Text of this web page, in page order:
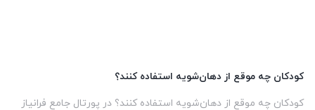
کودکان چه موقع از دهان‌شویه استفاده کنند؟
کودکان چه موقع از دهان‌شویه استفاده کنند؟ در پورتال جامع فرانیاز